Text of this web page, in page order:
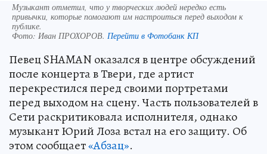
Музыкант отметил, что у творческих людей нередко есть
привычки, которые помогают им настроиться перед выходом к
публике.
Фото: Иван ПРОХОРОВ. Перейти в Фотобанк КП
Певец SHAMAN оказался в центре обсуждений
после концерта в Твери, где артист
перекрестился перед своими портретами
перед выходом на сцену. Часть пользователей в
Сети раскритиковала исполнителя, однако
музыкант Юрий Лоза встал на его защиту. Об
этом сообщает«Абзац».